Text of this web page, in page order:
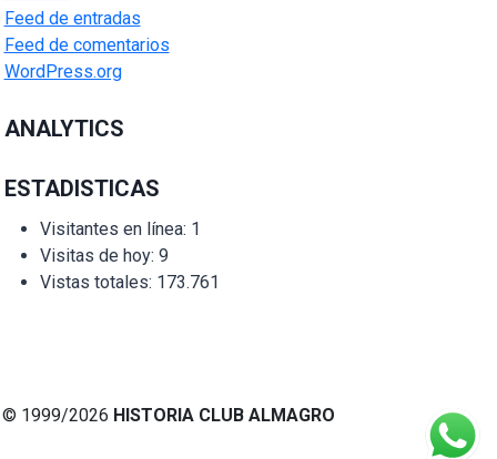
Feed de entradas
Feed de comentarios
WordPress.org
ANALYTICS
ESTADISTICAS
Visitantes en línea: 1
Visitas de hoy: 9
Vistas totales: 173.761
© 1999/2026 HISTORIA CLUB ALMAGRO